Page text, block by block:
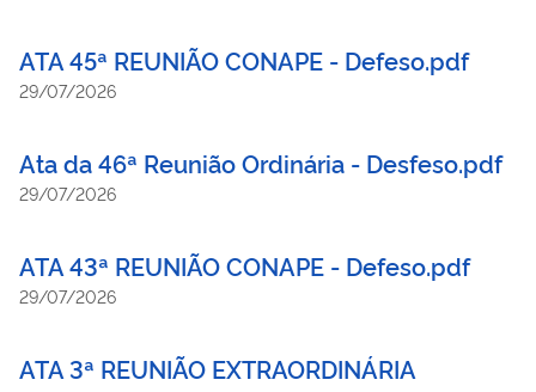
ATA 45ª REUNIÃO CONAPE - Defeso.pdf
29/07/2026
Ata da 46ª Reunião Ordinária - Desfeso.pdf
29/07/2026
ATA 43ª REUNIÃO CONAPE - Defeso.pdf
29/07/2026
ATA 3ª REUNIÃO EXTRAORDINÁRIA